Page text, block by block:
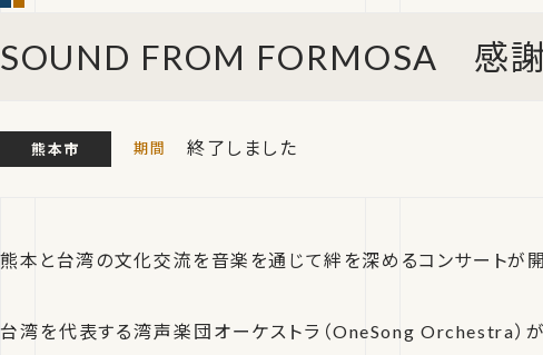
SOUND FROM FORMOSA 感謝
熊本市 終了しました
熊本と台湾の文化交流を音楽を通じて絆を深めるコンサートが開
台湾を代表する湾声楽団オーケストラ（OneSong Orchestra）